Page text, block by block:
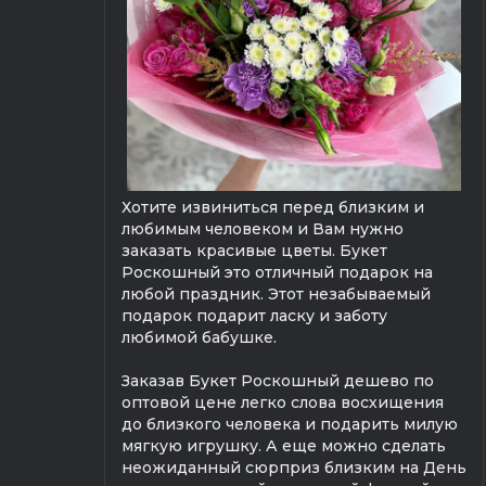
Хотите извиниться перед близким и
любимым человеком и Вам нужно
заказать красивые цветы. Букет
Роскошный это отличный подарок на
любой праздник. Этот незабываемый
подарок подарит ласку и заботу
любимой бабушке.
Заказав Букет Роскошный дешево по
оптовой цене легко слова восхищения
до близкого человека и подарить милую
мягкую игрушку. А еще можно сделать
неожиданный сюрприз близким на День